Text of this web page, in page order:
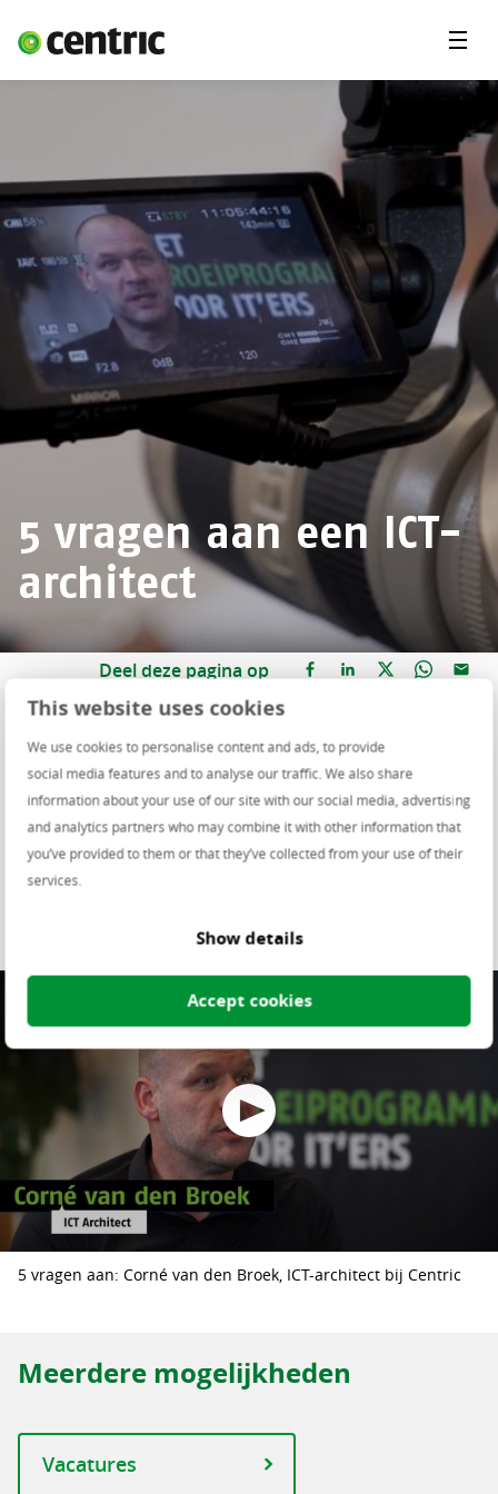
This website uses cookies
We use cookies to personalise content and ads, to provide
social media features and to analyse our traffic. We also share
information about your use of our site with our social media, advertising
and analytics partners who may combine it with other information that
you’ve provided to them or that they’ve collected from your use of their
services.
Show details
Accept cookies
Vacatures
Student
Expertises
Jij en Centric
Over ons
5 vragen aan een ICT-
architect
Deel deze pagina op
Wat kun je metarchitectuur? Welke functies zijn
er in dit vakgebied? En welke opleidingen kun je
volgen als je wilt werken met ICT-architectuur?
We vragen onze collega Corné van den Broek
(ICT-architect bij Centric) over het nut van
architectuur in ICT.
5 vragen aan: Corné van den Broek, ICT-architect bij Centric
Meerdere mogelijkheden
Vacatures